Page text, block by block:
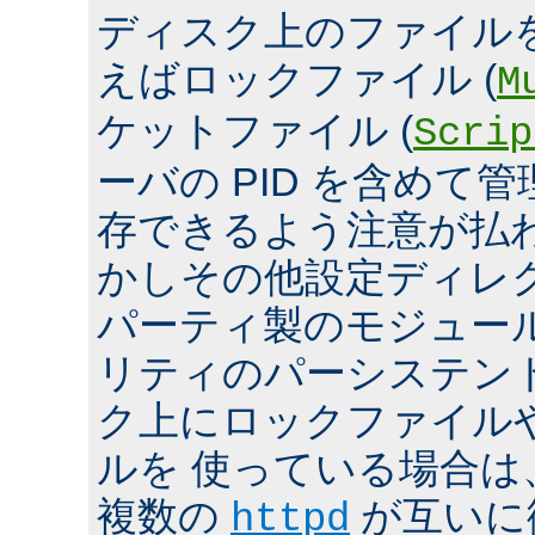
ディスク上のファイル
えばロックファイル (
ケットファイル (
ーバの PID を含めて
存できるよう注意が払
かしその他設定ディレ
パーティ製のモジュー
リティのパーシステン
ク上にロックファイル
ルを 使っている場合
複数の httpd が互い